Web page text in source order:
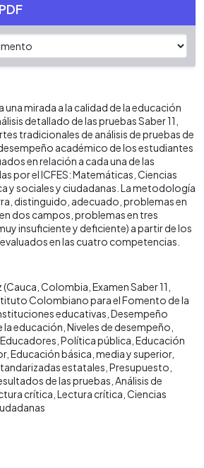
mirada a la calidad de la educación
detallado de las pruebas Saber 11,
tradicionales de análisis de pruebas de
académico de los estudiantes
en relación a cada una de las
por el ICFES: Matemáticas, Ciencias
y sociales y ciudadanas. La metodología
distinguido, adecuado, problemas en
dos campos, problemas en tres
insuficiente y deficiente) a partir de los
en las cuatro competencias.
(Cauca, Colombia Examen Saber 11
Colombiano para el Fomento de la
educativas Desempeño
la educación Niveles de desempeño
Educadores Política pública Educación
Educación básica, media y superior
estatales Presupuesto
de las pruebas Análisis de
crítica Lectura crítica Ciencias